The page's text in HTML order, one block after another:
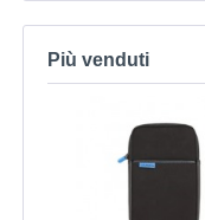
Più venduti